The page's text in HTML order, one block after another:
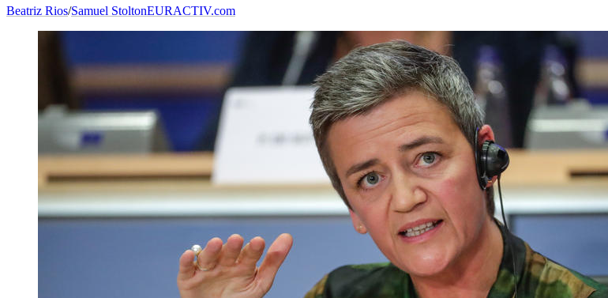
Beatriz Rios/Samuel StoltonEURACTIV.com